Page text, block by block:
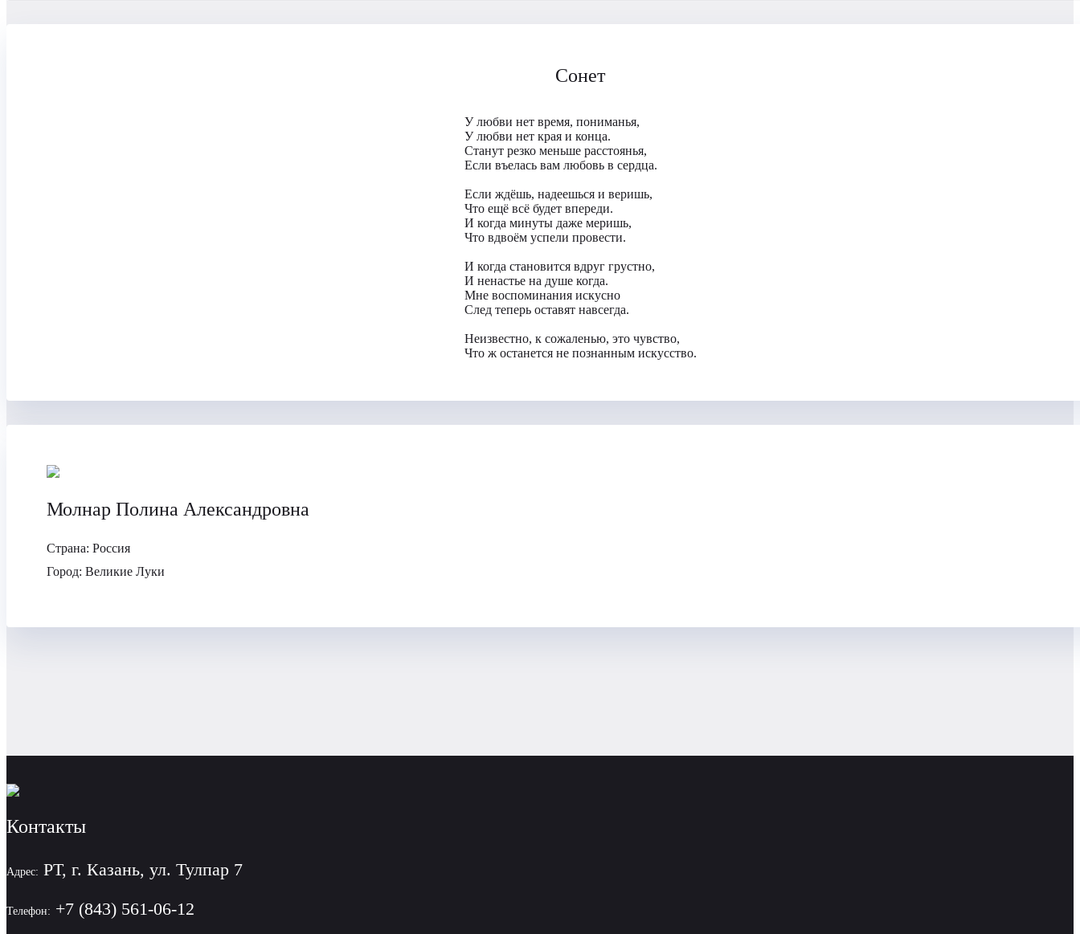
Сонет
У любви нет время, пониманья,
У любви нет края и конца.
Станут резко меньше расстоянья,
Если въелась вам любовь в сердца.
Если ждёшь, надеешься и веришь,
Что ещё всё будет впереди.
И когда минуты даже меришь,
Что вдвоём успели провести.
И когда становится вдруг грустно,
И ненастье на душе когда.
Мне воспоминания искусно
След теперь оставят навсегда.
Неизвестно, к сожаленью, это чувство,
Что ж останется не познанным искусство.
Молнар Полина Александровна
Страна: Россия
Город: Великие Луки
Контакты
Адрес: РТ, г. Казань, ул. Тулпар 7
Телефон: +7 (843) 561-06-12